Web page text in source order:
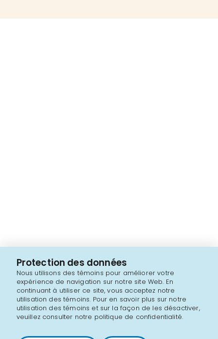
Protection des données
Nous utilisons des témoins pour améliorer votre
expérience de navigation sur notre site Web. En
continuant à utiliser ce site, vous acceptez notre
utilisation des témoins. Pour en savoir plus sur notre
utilisation des témoins et sur la façon de les désactiver,
veuillez consulter notre politique de confidentialité.